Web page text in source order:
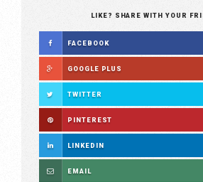
LIKE? SHARE WITH YOUR
FACEBOOK
GOOGLE PLUS
TWITTER
PINTEREST
LINKEDIN
EMAIL